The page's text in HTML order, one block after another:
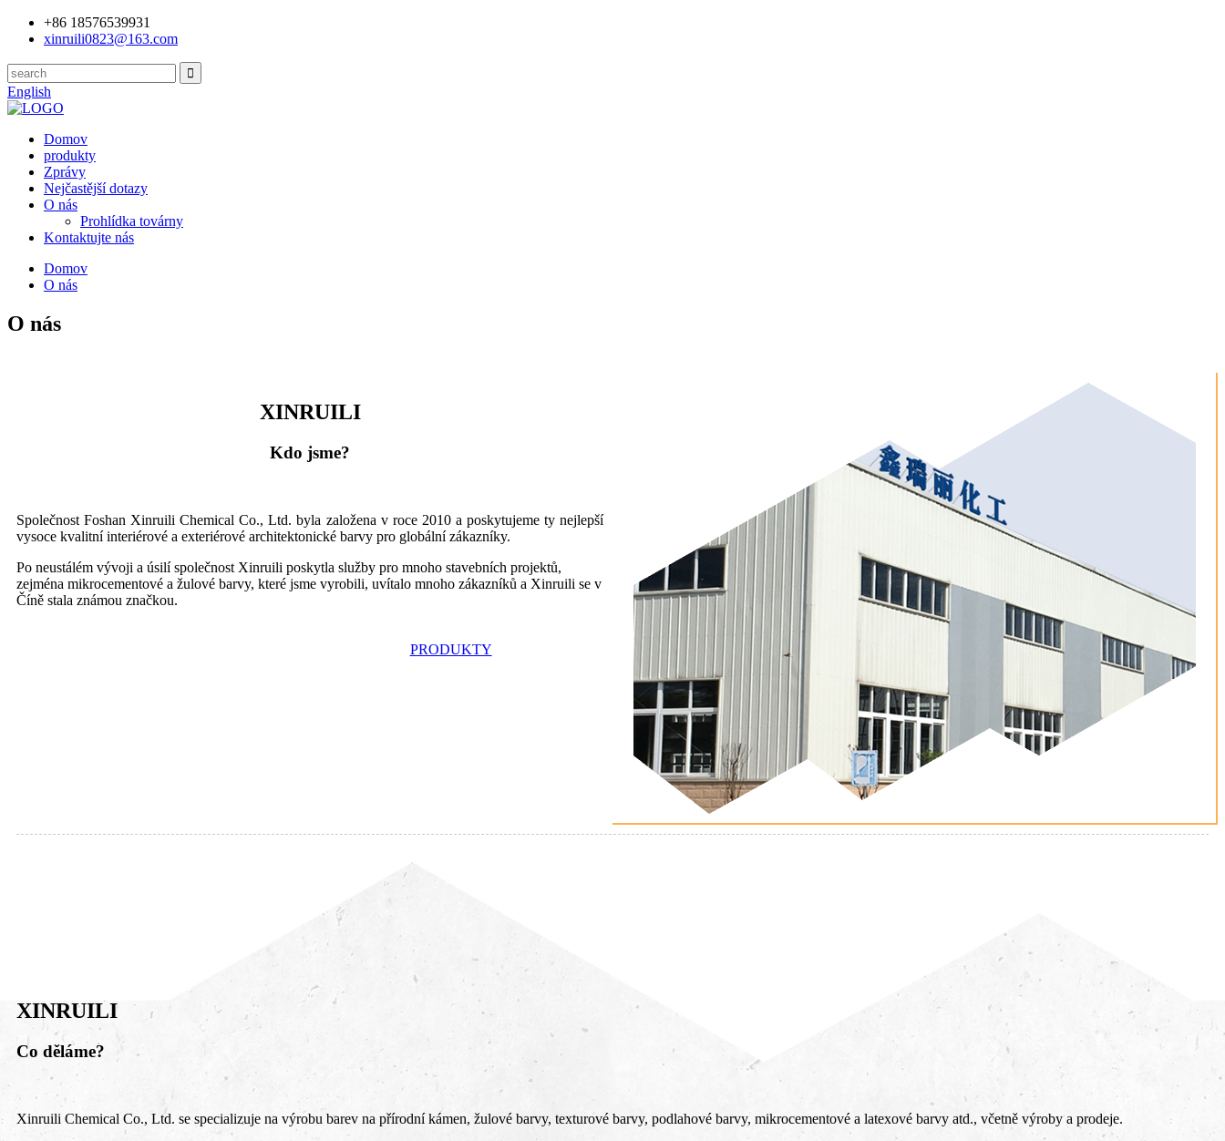
+86 18576539931
xinruili0823@163.com
English
Domov
produkty
Zprávy
Nejčastější dotazy
O nás
Prohlídka továrny
Kontaktujte nás
Domov
O nás
O nás
XINRUILI
Kdo jsme?
Společnost Foshan Xinruili Chemical Co., Ltd. byla založena v roce 2010 a poskytujeme ty nejlepší
vysoce kvalitní interiérové ​​a exteriérové ​​architektonické barvy pro globální zákazníky.
Po neustálém vývoji a úsilí společnost Xinruili poskytla služby pro mnoho stavebních projektů,
zejména mikrocementové a žulové barvy, které jsme vyrobili, uvítalo mnoho zákazníků a Xinruili se v
Číně stala známou značkou.
PRODUKTY
XINRUILI
Co děláme?
Xinruili Chemical Co., Ltd. se specializuje na výrobu barev na přírodní kámen, žulové barvy, texturové barvy, podlahové barvy, mikrocementové a latexové barvy atd., včetně výroby a prodeje.